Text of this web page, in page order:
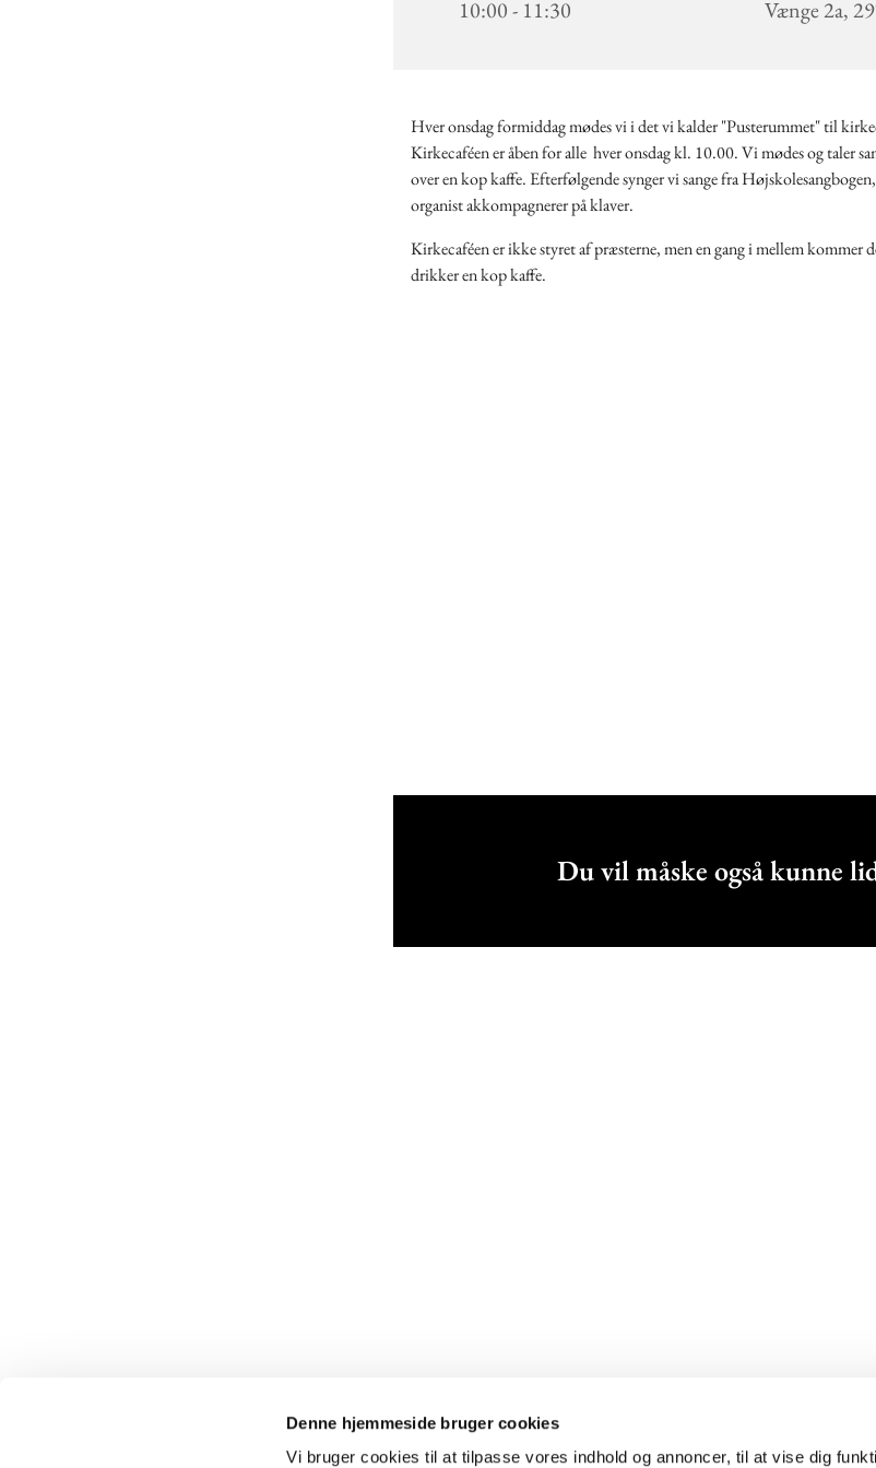
Denne hjemmeside bruger cookies
Vi bruger cookies til at tilpasse vores indhold og annoncer, til at vise dig
10:00 - 11:30 Vænge 2a,
Hver onsdag formiddag mødes vi i det vi kalder "Pusterummet" til
Kirkecaféen er åben for alle hver onsdag kl. 10.00. Vi mødes og taler
over en kop kaffe. Efterfølgende synger vi sange fra
organist akkompagnerer på klaver.
Kirkecaféen er ikke styret af præsterne, men en gang i mellem kommer
drikker en kop kaffe.
Du vil måske også kunne